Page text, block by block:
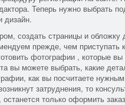
Теперь нужно выбрать
дизайн.
создать страницы и обложку
прежде, чем приступать
фотографии , которые вы
вы можете выбрать, какие
как вы посчитаете
затруднения, то
только оформить